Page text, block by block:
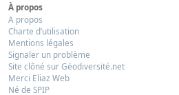
À propos
A propos
Charte d’utilisation
Mentions légales
Signaler un problème
Site clôné sur Géodiversité.net
Merci Eliaz Web
Né de SPIP